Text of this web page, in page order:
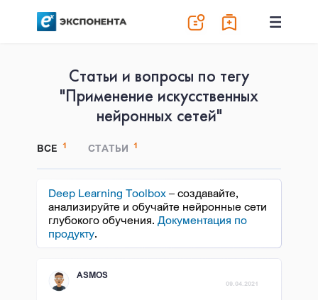
Статьи и вопросы по тегу
"Применение искусственных
нейронных сетей"
ВСЕ 1 СТАТЬИ 1
Deep Learning Toolbox – создавайте,
анализируйте и обучайте нейронные сети
глубокого обучения. Документация по
продукту.
09.04.2021
ASMOS